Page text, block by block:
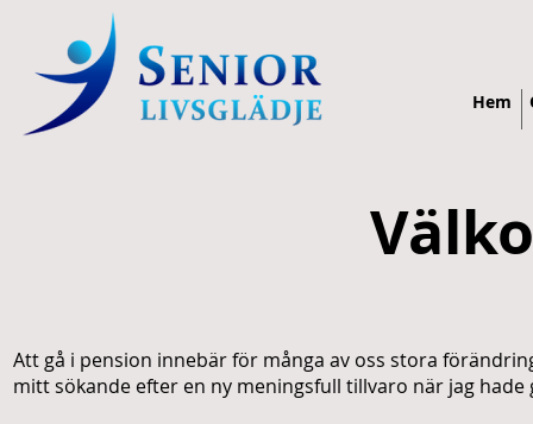
Hem
Att gå i pension innebär för många av oss stora
mitt sökande efter en ny meningsfull tillvaro när jag hade